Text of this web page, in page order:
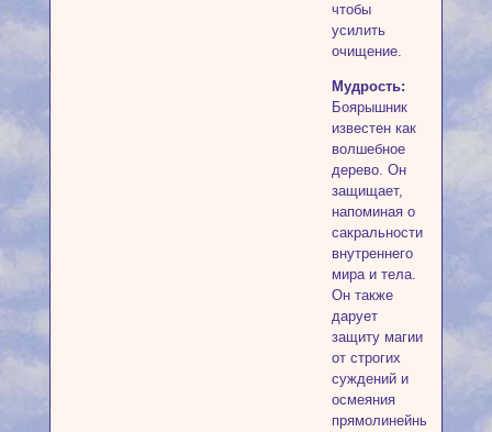
чтобы
усилить
очищение.
Мудрость:
Боярышник
известен как
волшебное
дерево. Он
защищает,
напоминая о
сакральности
внутреннего
мира и тела.
Он также
дарует
защиту магии
от строгих
суждений и
осмеяния
прямолинейным